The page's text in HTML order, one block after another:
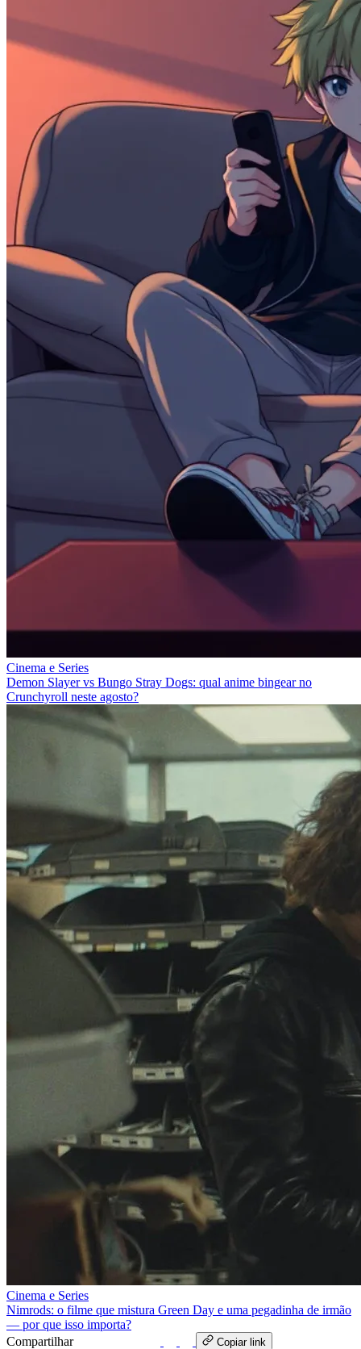
Cinema e Series
Demon Slayer vs Bungo Stray Dogs: qual anime bingear no
Crunchyroll neste agosto?
Cinema e Series
Nimrods: o filme que mistura Green Day e uma pegadinha de irmão
— por que isso importa?
Compartilhar
Copiar link